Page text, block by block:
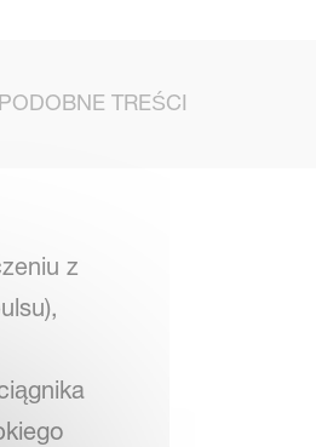
PODOBNE TREŚCI
z